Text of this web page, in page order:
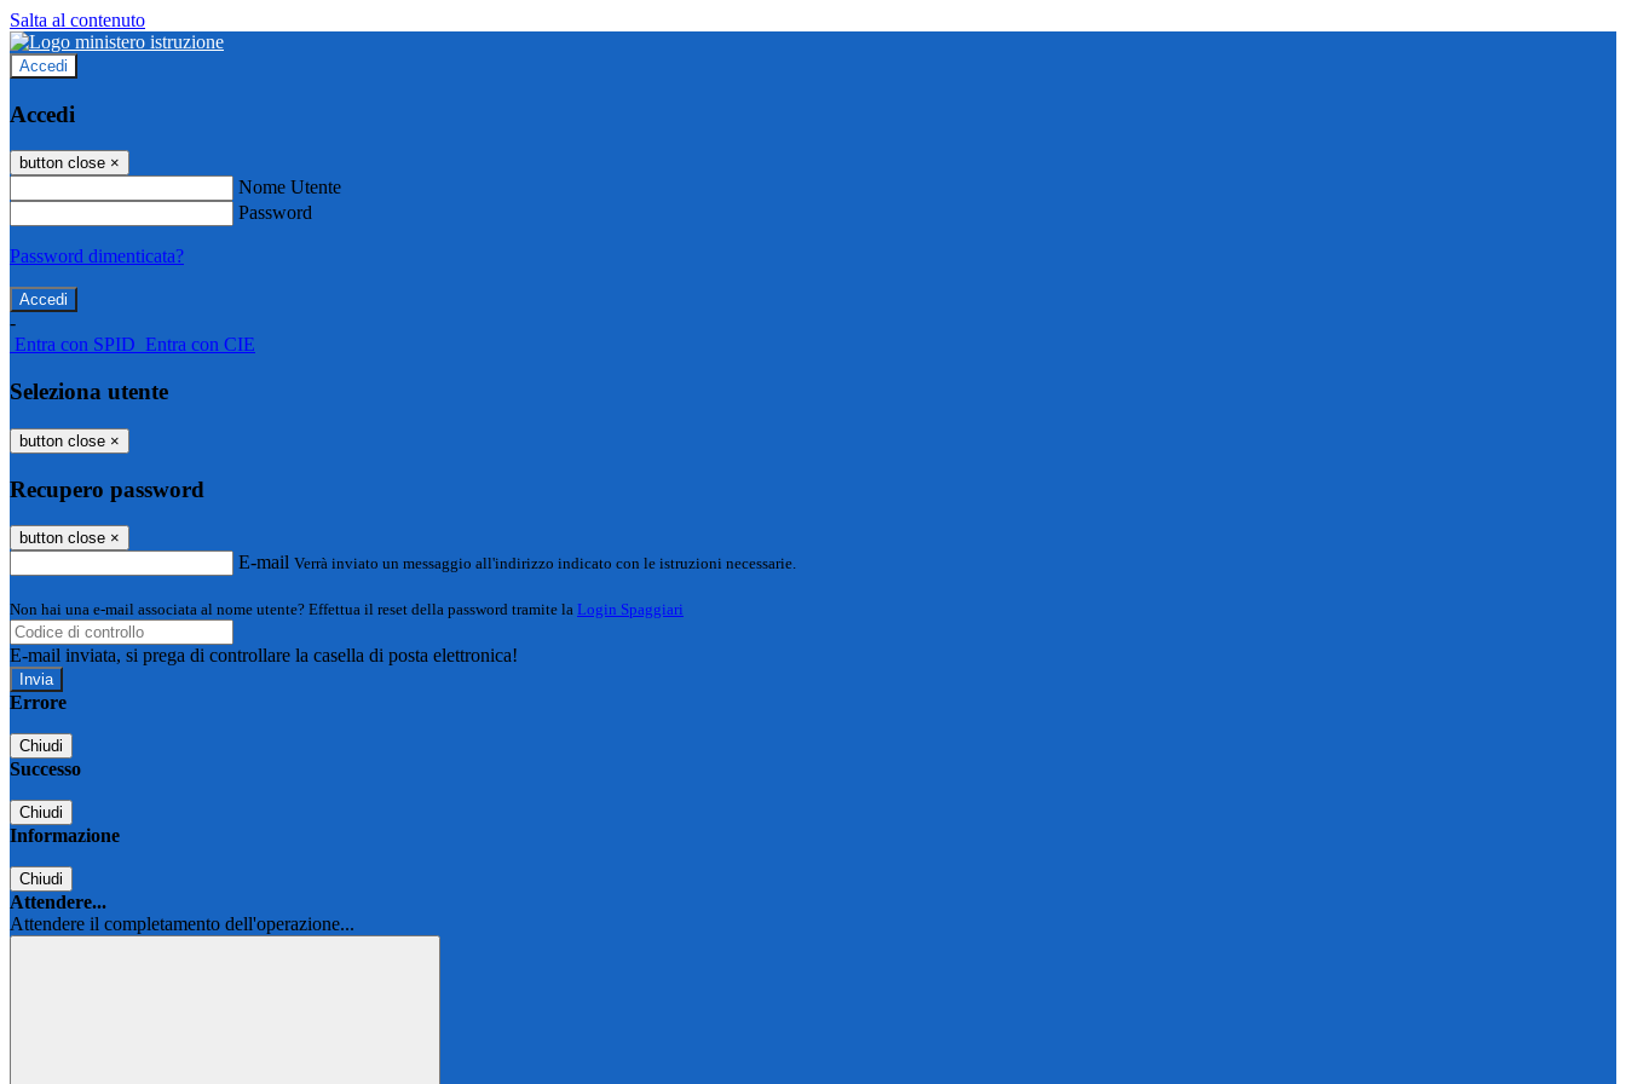
Salta al contenuto
Accedi
Accedi
button close ×
Nome Utente
Password
Password dimenticata?
-
Entra con SPID Entra con CIE
Seleziona utente
button close ×
Recupero password
button close ×
E-mail Verrà inviato un messaggio all'indirizzo indicato con le istruzioni necessarie.
Non hai una e-mail associata al nome utente? Effettua il reset della password tramite la Login Spaggiari
E-mail inviata, si prega di controllare la casella di posta elettronica!
Errore
Chiudi
Successo
Chiudi
Informazione
Chiudi
Attendere...
Attendere il completamento dell'operazione...